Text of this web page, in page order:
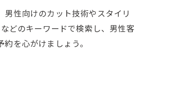
性向けのカット技術やスタイリ
どのキーワードで検索し、男性客
を心がけましょう。